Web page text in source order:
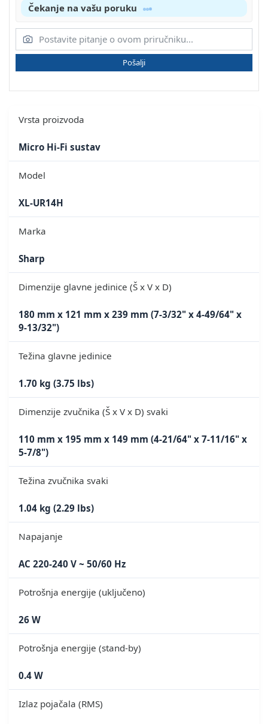
Čekanje na vašu poruku
Pošalji
Vrsta proizvoda
Micro Hi-Fi sustav
Model
XL-UR14H
Marka
Sharp
Dimenzije glavne jedinice (Š x V x D)
180 mm x 121 mm x 239 mm (7-3/32" x 4-49/64" x
9-13/32")
Težina glavne jedinice
1.70 kg (3.75 lbs)
Dimenzije zvučnika (Š x V x D) svaki
110 mm x 195 mm x 149 mm (4-21/64" x 7-11/16" x
5-7/8")
Težina zvučnika svaki
1.04 kg (2.29 lbs)
Napajanje
AC 220-240 V ~ 50/60 Hz
Potrošnja energije (uključeno)
26 W
Potrošnja energije (stand-by)
0.4 W
Izlaz pojačala (RMS)